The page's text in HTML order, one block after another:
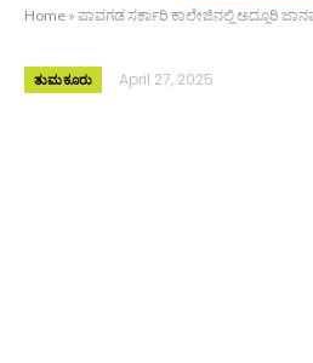
Home » ಪಾವಗಡ ಸರ್ಕಾರಿ ಕಾಲೇಜಿನಲ್ಲಿ ಅದ್ಧೂರಿ ಜಾನಪದ
ತುಮಕೂರು April 27, 2025